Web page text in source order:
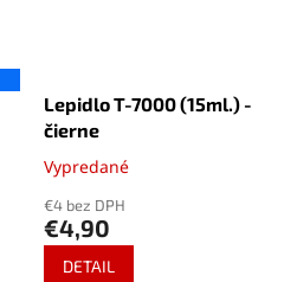
Lepidlo T-7000 (15ml.) -
čierne
Priemerné
produktu
je
5,0
Vypredané
€4 bez DPH
€4,90
DETAIL